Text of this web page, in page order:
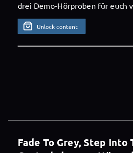
drei Demo-Hörproben für euch
Unlock content
Fade To Grey, Step